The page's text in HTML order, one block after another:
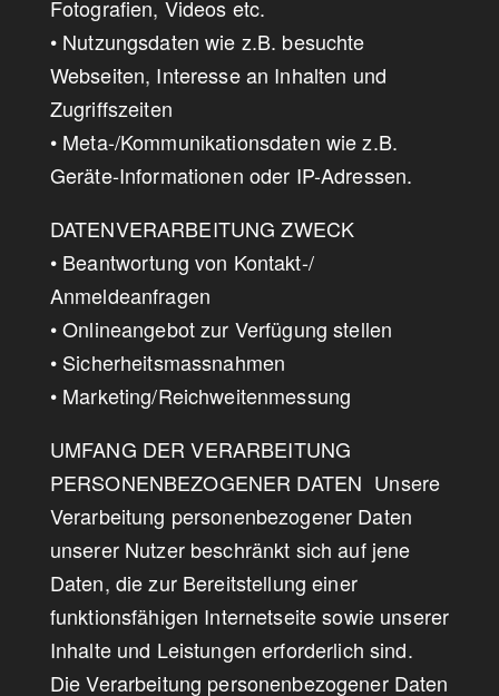
Fotografien, Videos etc.
• Nutzungsdaten wie z.B. besuchte
Webseiten, Interesse an Inhalten und
Zugriffszeiten
• Meta-/Kommunikationsdaten wie z.B.
Geräte-Informationen oder IP-Adressen.
DATENVERARBEITUNG ZWECK
• Beantwortung von Kontakt-/
Anmeldeanfragen
• Onlineangebot zur Verfügung stellen
• Sicherheitsmassnahmen
• Marketing/Reichweitenmessung
UMFANG DER VERARBEITUNG
PERSONENBEZOGENER DATEN Unsere
Verarbeitung personenbezogener Daten
unserer Nutzer beschränkt sich auf jene
Daten, die zur Bereitstellung einer
funktionsfähigen Internetseite sowie unserer
Inhalte und Leistungen erforderlich sind.
Die Verarbeitung personenbezogener Daten